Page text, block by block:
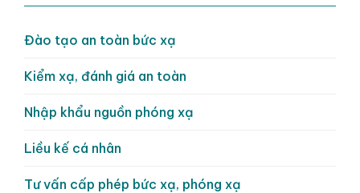
Đào tạo an toàn bức xạ
Kiểm xạ, đánh giá an toàn
Nhập khẩu nguồn phóng xạ
Liều kế cá nhân
Tư vấn cấp phép bức xạ, phóng xạ